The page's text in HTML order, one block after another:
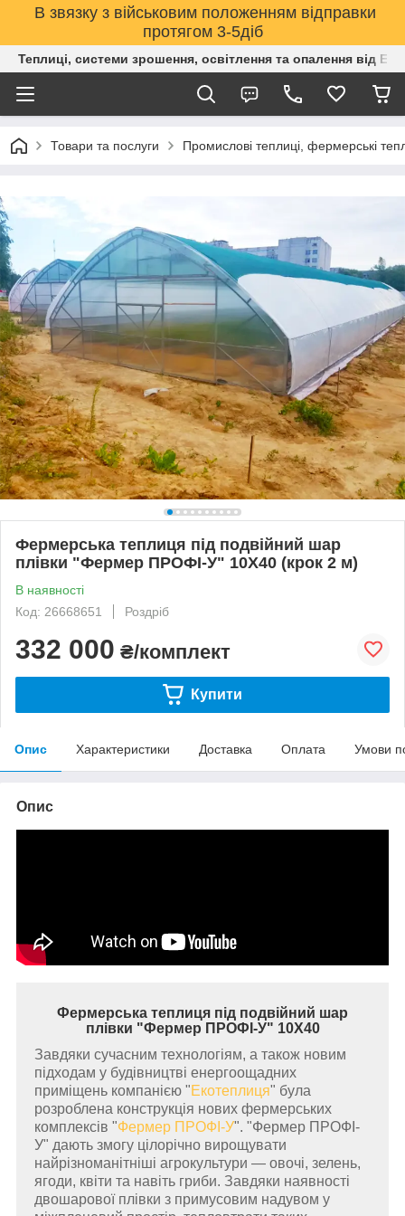
В звязку з військовим положенням відправки
протягом 3-5діб
Теплиці, системи зрошення, освітлення та опалення від
Товари та послуги Промислові теплиці, фермерські
Фермерська теплиця під подвійний шар
плівки "Фермер ПРОФІ-У" 10Х40 (крок 2 м)
В наявності
Код: 26668651
Роздріб
332 000 ₴/комплект
Купити
Опис Характеристики Доставка Оплата Умови
Опис
Фермерська теплиця під подвійний шар
плівки "Фермер ПРОФІ-У" 10Х40
Завдяки сучасним технологіям, а також новим
підходам у будівництві енергоощадних
приміщень компанією "Екотеплиця" була
розроблена конструкція нових фермерських
комплексів "Фермер ПРОФІ-У". "Фермер ПРОФІ-
У" дають змогу цілорічно вирощувати
найрізноманітніші агрокультури — овочі, зелень,
ягоди, квіти та навіть гриби. Завдяки наявності
двошарової плівки з примусовим надувом у